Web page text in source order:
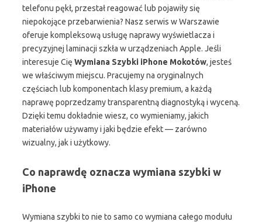
telefonu pękł, przestał reagować lub pojawiły się
niepokojące przebarwienia? Nasz serwis w Warszawie
oferuje kompleksową usługę naprawy wyświetlacza i
precyzyjnej laminacji szkła w urządzeniach Apple. Jeśli
interesuje Cię Wymiana Szybki iPhone Mokotów, jesteś
we właściwym miejscu. Pracujemy na oryginalnych
częściach lub komponentach klasy premium, a każdą
naprawę poprzedzamy transparentną diagnostyką i wyceną.
Dzięki temu dokładnie wiesz, co wymieniamy, jakich
materiałów używamy i jaki będzie efekt — zarówno
wizualny, jak i użytkowy.
Co naprawdę oznacza wymiana szybki w
iPhone
Wymiana szybki to nie to samo co wymiana całego modułu